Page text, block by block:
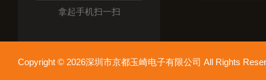
拿起手机扫一扫
Copyright © 2026深圳市京都玉崎电子有限公司 All Rights